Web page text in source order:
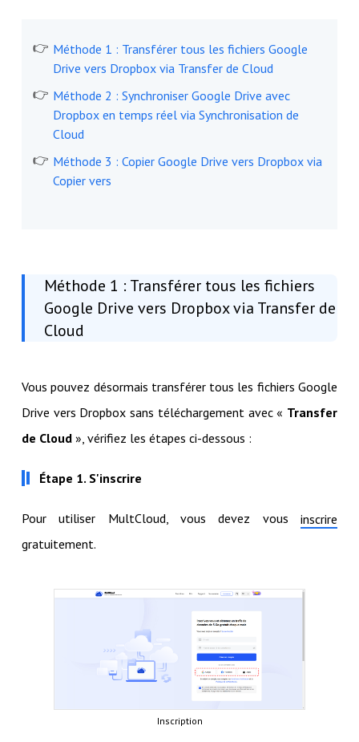
Méthode 1 : Transférer tous les fichiers Google
Drive vers Dropbox via Transfer de Cloud
Méthode 2 : Synchroniser Google Drive avec
Dropbox en temps réel via Synchronisation de
Cloud
Méthode 3 : Copier Google Drive vers Dropbox via
Copier vers
Méthode 1 : Transférer tous les fichiers
Google Drive vers Dropbox via Transfer de
Cloud
Vous pouvez désormais transférer tous les fichiers Google
Drive vers Dropbox sans téléchargement avec « Transfer
de Cloud», vérifiez les étapes ci-dessous :
Étape 1. S'inscrire
Pour utiliser MultCloud, vous devez vousinscrire
gratuitement.
Inscription